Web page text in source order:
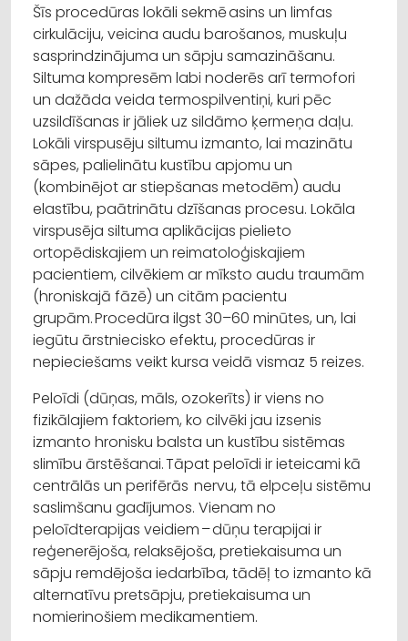
Šīs procedūras lokāli sekmē asins un limfas
cirkulāciju, veicina audu barošanos, muskuļu
sasprindzinājuma un sāpju samazināšanu.
Siltuma kompresēm labi noderēs arī termofori
un dažāda veida termospilventiņi, kuri pēc
uzsildīšanas ir jāliek uz sildāmo ķermeņa daļu.
Lokāli virspusēju siltumu izmanto, lai mazinātu
sāpes, palielinātu kustību apjomu un
(kombinējot ar stiepšanas metodēm) audu
elastību, paātrinātu dzīšanas procesu. Lokāla
virspusēja siltuma aplikācijas pielieto
ortopēdiskajiem un reimatoloģiskajiem
pacientiem, cilvēkiem ar mīksto audu traumām
(hroniskajā fāzē) un citām pacientu
grupām. Procedūra ilgst 30–60 minūtes, un, lai
iegūtu ārstniecisko efektu, procedūras ir
nepieciešams veikt kursa veidā vismaz 5 reizes.
Peloīdi (dūņas, māls, ozokerīts) ir viens no
fizikālajiem faktoriem, ko cilvēki jau izsenis
izmanto hronisku balsta un kustību sistēmas
slimību ārstēšanai. Tāpat peloīdi ir ieteicami kā
centrālās un perifērās nervu, tā elpceļu sistēmu
saslimšanu gadījumos. Vienam no
peloīdterapijas veidiem – dūņu terapijai ir
reģenerējoša, relaksējoša, pretiekaisuma un
sāpju remdējoša iedarbība, tādēļ to izmanto kā
alternatīvu pretsāpju, pretiekaisuma un
nomierinošiem medikamentiem.